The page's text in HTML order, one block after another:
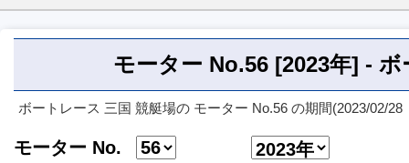
モーター No.56 [2023年] -
ボートレース 三国 競艇場の モーター No.56 の期間(2023/02/
モーター No.